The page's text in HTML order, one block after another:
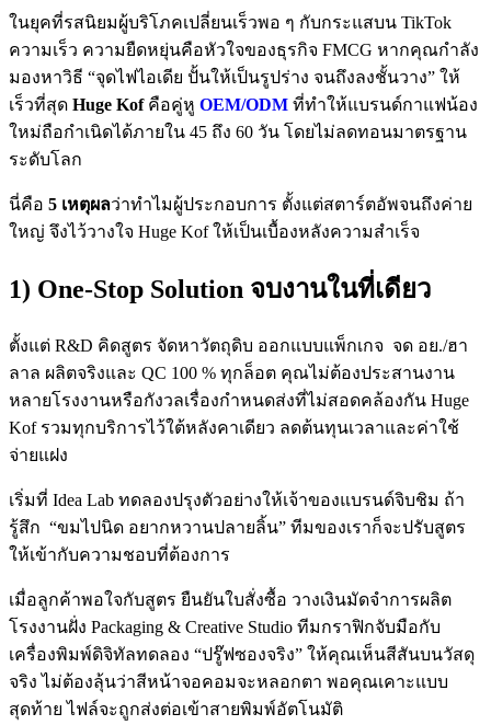
ในยุคที่รสนิยมผู้บริโภคเปลี่ยนเร็วพอ ๆ กับกระแสบน TikTok
ความเร็ว ความยืดหยุ่นคือหัวใจของธุรกิจ FMCG หากคุณกำลัง
มองหาวิธี “จุดไฟไอเดีย ปั้นให้เป็นรูปร่าง จนถึงลงชั้นวาง” ให้
เร็วที่สุด Huge Kofคือคู่หู OEM/ODM ที่ทำให้แบรนด์กาแฟน้อง
ใหม่ถือกำเนิดได้ภายใน 45 ถึง 60 วัน โดยไม่ลดทอนมาตรฐาน
ระดับโลก
นี่คือ 5 เหตุผลว่าทำไมผู้ประกอบการ ตั้งแต่สตาร์ตอัพจนถึงค่าย
ใหญ่ จึงไว้วางใจ Huge Kof ให้เป็นเบื้องหลังความสำเร็จ
1) One-Stop Solution จบงานในที่เดียว
ตั้งแต่ R&D คิดสูตร จัดหาวัตถุดิบ ออกแบบแพ็กเกจ จด อย./ฮา
ลาล ผลิตจริงและ QC 100 % ทุกล็อต คุณไม่ต้องประสานงาน
หลายโรงงานหรือกังวลเรื่องกำหนดส่งที่ไม่สอดคล้องกัน Huge
Kof รวมทุกบริการไว้ใต้หลังคาเดียว ลดต้นทุนเวลาและค่าใช้
จ่ายแฝง
เริ่มที่ Idea Lab ทดลองปรุงตัวอย่างให้เจ้าของแบรนด์จิบชิม ถ้า
รู้สึก “ขมไปนิด อยากหวานปลายลิ้น” ทีมของเราก็จะปรับสูตร
ให้เข้ากับความชอบที่ต้องการ
เมื่อลูกค้าพอใจกับสูตร ยืนยันใบสั่งซื้อ วางเงินมัดจำการผลิต
โรงงานฝั่ง Packaging & Creative Studio ทีมกราฟิกจับมือกับ
เครื่องพิมพ์ดิจิทัลทดลอง “ปรู๊ฟซองจริง” ให้คุณเห็นสีสันบนวัสดุ
จริง ไม่ต้องลุ้นว่าสีหน้าจอคอมจะหลอกตา พอคุณเคาะแบบ
สุดท้าย ไฟล์จะถูกส่งต่อเข้าสายพิมพ์อัตโนมัติ